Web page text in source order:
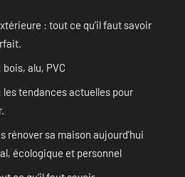
: tout ce qu’il faut savoir
alu, PVC
tendances actuelles pour
rénover sa maison aujourd’hui
écologique et personnel